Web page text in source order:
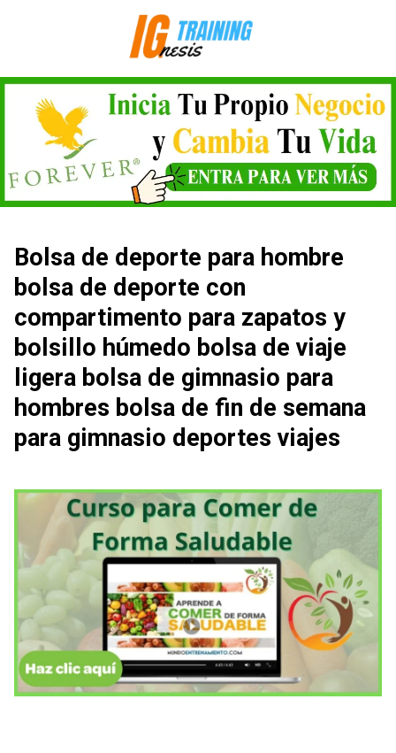
Bolsa de deporte para hombre
bolsa de deporte con
compartimento para zapatos y
bolsillo húmedo bolsa de viaje
ligera bolsa de gimnasio para
hombres bolsa de fin de semana
para gimnasio deportes viajes